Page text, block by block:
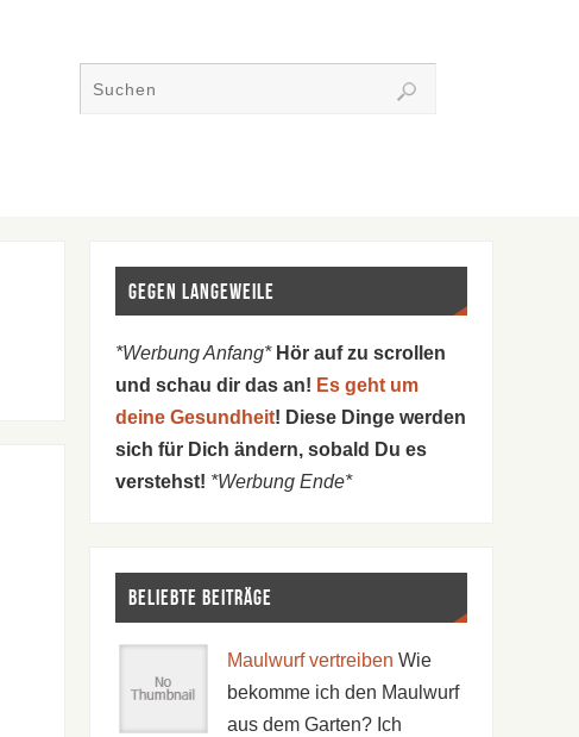
Gegen Langeweile
*Werbung Anfang* Hör auf zu scrollen
und schau dir das an! Es geht um
deine Gesundheit! Diese Dinge werden
sich für Dich ändern, sobald Du es
verstehst! *Werbung Ende*
Beliebte Beiträge
Maulwurf vertreiben Wie
bekomme ich den Maulwurf
aus dem Garten? Ich